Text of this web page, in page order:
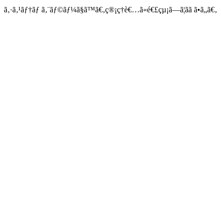
ã‚·ã‚¹ãƒ†ãƒ ã‚¨ãƒ©ãƒ¼ã§ã™ã€‚ç®¡ç†è€…ã«é€£çµ¡ã—ã¦ãã ã•ã„ã€‚